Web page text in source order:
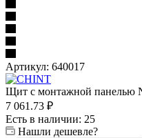
Артикул: 640017
Щит с монтажной панелью
7 061.73 ₽
Есть в наличии: 25
Нашли дешевле?